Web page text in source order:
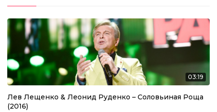
03:19
Лев Лещенко & Леонид Руденко – Соловьиная Роща
(2016)